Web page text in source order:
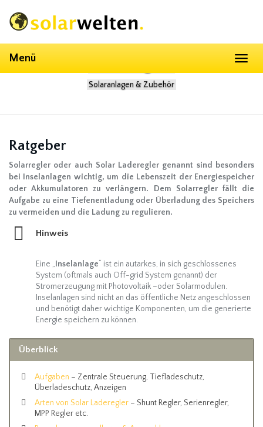
main
Menü Solarregler
Solaranlagen & Zubehör
Ratgeber
Solarregler oder auch Solar Laderegler genannt sind besonders
bei Inselanlagen wichtig, um die Lebenszeit der Energiespeicher
oder Akkumulatoren zu verlängern. Dem Solarregler fällt die
Aufgabe zu eine Tiefenentladung oder Überladung des Speichers
zu vermeiden und die Ladung zu regulieren.
Hinweis
Eine „ Inselanlage“ ist ein autarkes, in sich geschlossenes
System (oftmals auch Off-grid System genannt) der
Stromerzeugung mit Photovoltaik –oder Solarmodulen.
Inselanlagen sind nicht an das öffentliche Netz angeschlossen
und benötigt daher wichtige Komponenten, um die generierte
Energie speichern zu können.
Überblick
Aufgaben – Zentrale Steuerung, Tiefladeschutz,
Überladeschutz, Anzeigen
Arten von Solar Laderegler – Shunt Regler, Serienregler,
MPP Regler etc.